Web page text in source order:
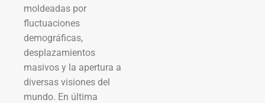
moldeadas por
fluctuaciones
demográficas,
desplazamientos
masivos y la apertura a
diversas visiones del
mundo. En última